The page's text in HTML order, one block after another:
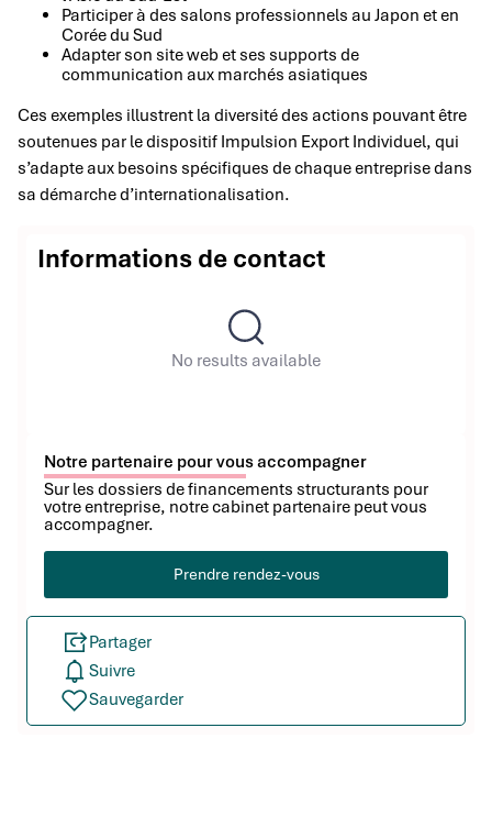
Participer à des salons professionnels au Japon et en
Corée du Sud
Adapter son site web et ses supports de
communication aux marchés asiatiques
Ces exemples illustrent la diversité des actions pouvant être
soutenues par le dispositif Impulsion Export Individuel, qui
s’adapte aux besoins spécifiques de chaque entreprise dans
sa démarche d’internationalisation.
Informations de contact
No results available
Notre partenaire pour vous accompagner
Sur les dossiers de financements structurants pour
votre entreprise, notre cabinet partenaire peut vous
accompagner.
Prendre rendez-vous
Partager
Suivre
Sauvegarder